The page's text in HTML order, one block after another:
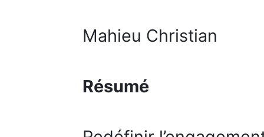
Mahieu Christian
Résumé